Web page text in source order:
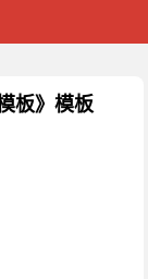
板》模板